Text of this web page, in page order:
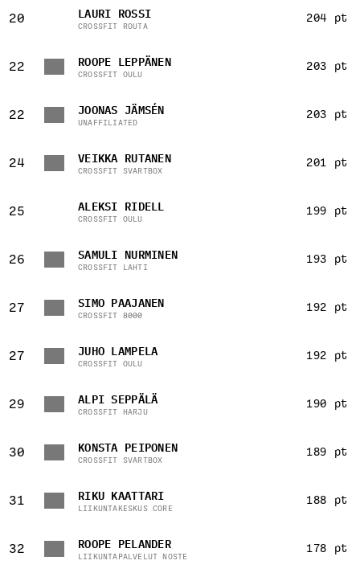
20 LAURI ROSSI
CROSSFIT ROUTA
204 pt
22 ROOPE LEPPÄNEN
CROSSFIT OULU
203 pt
22 JOONAS JÄMSÉN
UNAFFILIATED
203 pt
24 VEIKKA RUTANEN
CROSSFIT SVARTBOX
201 pt
25 ALEKSI RIDELL
CROSSFIT OULU
199 pt
26 SAMULI NURMINEN
CROSSFIT LAHTI
193 pt
27 SIMO PAAJANEN
CROSSFIT 8000
192 pt
27 JUHO LAMPELA
CROSSFIT OULU
192 pt
29 ALPI SEPPÄLÄ
CROSSFIT HARJU
190 pt
30 KONSTA PEIPONEN
CROSSFIT SVARTBOX
189 pt
31 RIKU KAATTARI
LIIKUNTAKESKUS CORE
188 pt
32 ROOPE PELANDER
LIIKUNTAPALVELUT NOSTE
178 pt